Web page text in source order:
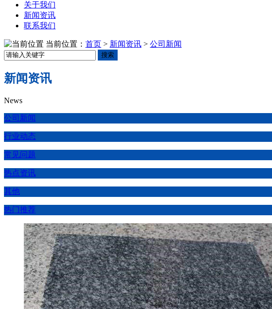
关于我们
新闻资讯
联系我们
当前位置： 首页 > 新闻资讯 > 公司新闻
搜索
新闻资讯
News
公司新闻
行业动态
常见问题
热点资讯
其他
热门推荐